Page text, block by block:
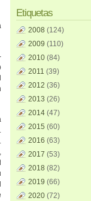
Etiquetas
2008 (124)
2009 (110)
2010 (84)
2011 (39)
2012 (36)
2013 (26)
2014 (47)
2015 (60)
2016 (63)
2017 (53)
2018 (82)
2019 (66)
2020 (72)